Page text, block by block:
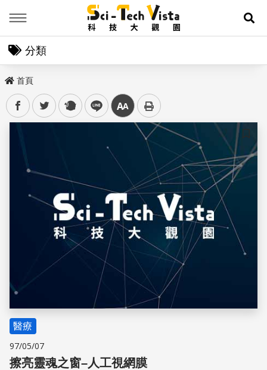
展
分類
首頁
facebooktwitter plurk line 中
儲存
醫療
97/05/07
擦亮靈魂之窗–人工視網膜